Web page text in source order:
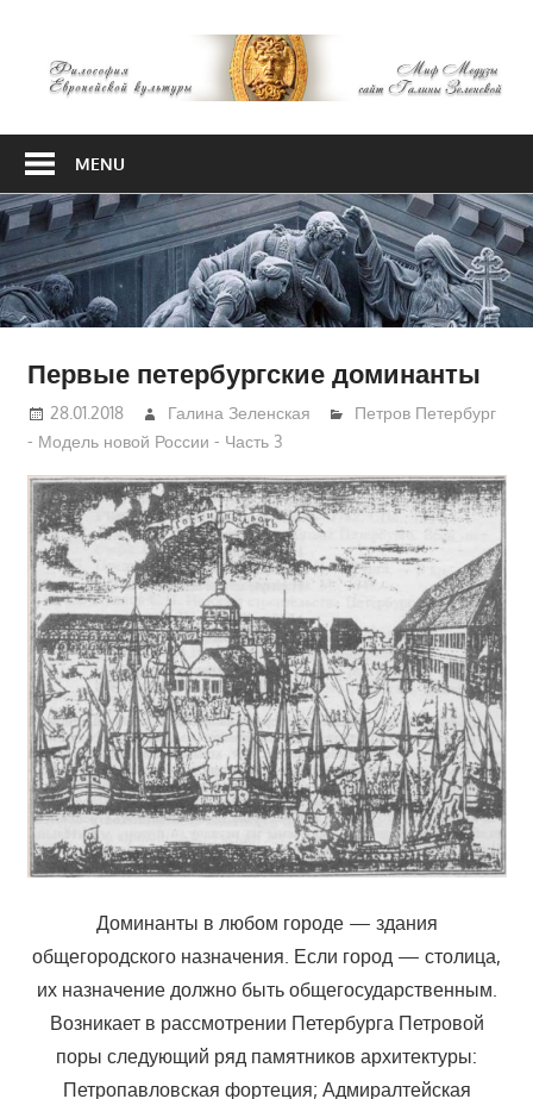
content
Европейской
MENU
Первые петербургские доминанты
28.01.2018 Галина Зеленская
Петров Петербург
- Модель новой России - Часть 3
Доминанты в любом городе — здания
общегородского назначения. Если город — столица,
их назначение должно быть общегосударственным.
Возникает в рассмотрении Петербурга Петровой
поры следующий ряд памятников архитектуры:
Петропавловская фортеция; Адмиралтейская